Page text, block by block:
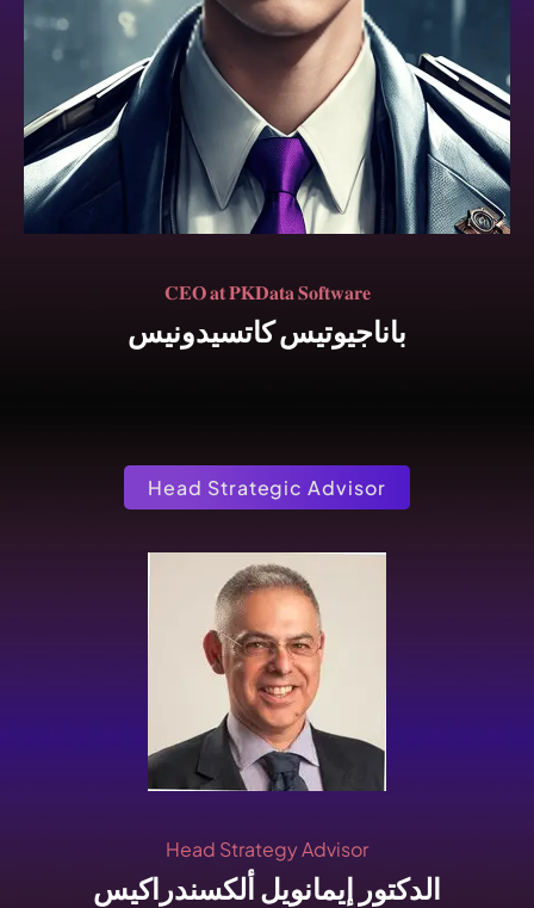
𝐂𝐄𝐎 𝐚𝐭 𝐏𝐊𝐃𝐚𝐭𝐚 𝐒𝐨𝐟𝐭𝐰𝐚𝐫𝐞
باناجيوتيس كاتسيدونيس
Head Strategic Advisor
Head Strategy Advisor
الدكتور إيمانويل ألكسندراكيس